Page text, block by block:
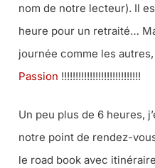
nom de notre lecteur). Il
heure pour un retraité…
journée comme les autres,
Passion !!!!!!!!!!!!!!!!!!!!!!!!!!!!
Un peu plus de 6 heures,
notre point de rendez-
le road book avec